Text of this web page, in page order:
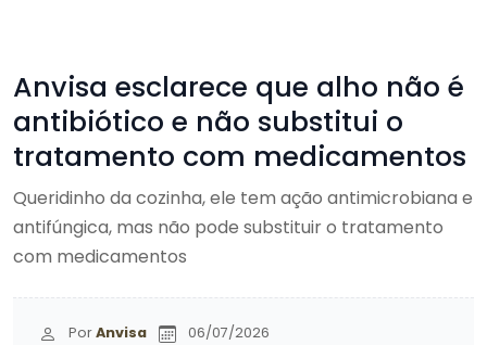
Anvisa esclarece que alho não é
antibiótico e não substitui o
tratamento com medicamentos
Queridinho da cozinha, ele tem ação antimicrobiana e
antifúngica, mas não pode substituir o tratamento
com medicamentos
PorAnvisa 06/07/2026